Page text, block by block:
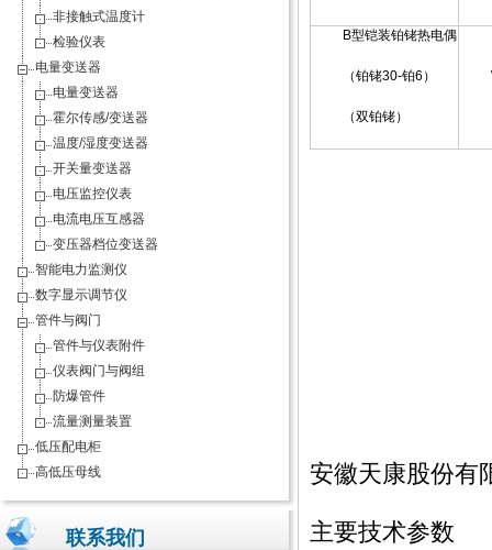
B型铠装铂铑热电偶
（铂铑30-铂6）
（双铂铑）
安徽天康股份有
主要技术参数
非接触式温度计
检验仪表
电量变送器
电量变送器
霍尔传感/变送器
温度/湿度变送器
开关量变送器
电压监控仪表
电流电压互感器
变压器档位变送器
智能电力监测仪
数字显示调节仪
管件与阀门
管件与仪表附件
仪表阀门与阀组
防爆管件
流量测量装置
低压配电柜
高低压母线
联系我们